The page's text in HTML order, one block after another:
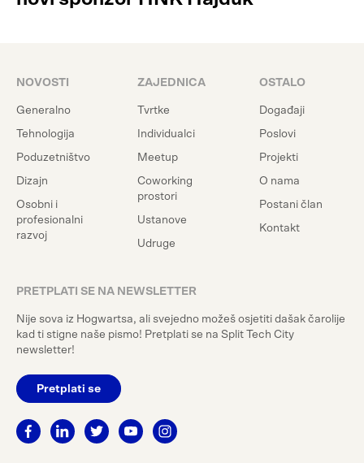
NOVOSTI
Generalno
Tehnologija
Poduzetništvo
Dizajn
Osobni i
profesionalni
razvoj
ZAJEDNICA
Tvrtke
Individualci
Meetup
Coworking
prostori
Ustanove
Udruge
OSTALO
Događaji
Poslovi
Projekti
O nama
Postani član
Kontakt
PRETPLATI SE NA NEWSLETTER
Nije sova iz Hogwartsa, ali svejedno možeš osjetiti dašak čarolije
kad ti stigne naše pismo! Pretplati se na Split Tech City
newsletter!
Pretplati se